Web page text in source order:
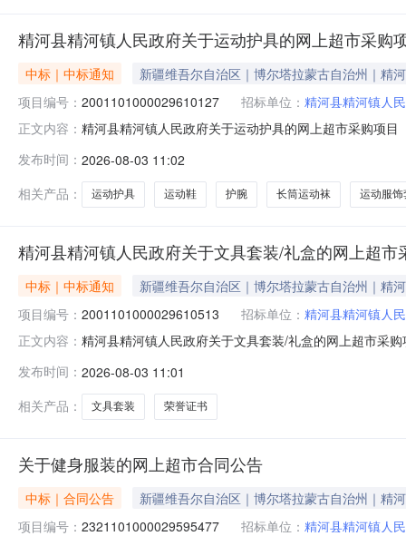
精河县精河镇人民政府关于运动护具的网上超市采购
中标｜中标通知
新疆维吾尔自治区｜博尔塔拉蒙古自治州｜精
项目编号： 2001101000029610127 招标单位： 精河县精河镇人
正文内容： 精河县精河镇人民政府关于运动护具的网上超市采购项
区划编码:652722项目所在行政区划名称:新疆维吾尔自
发布时间： 2026-08-03 11:02
相关产品：
运动护具 运动鞋 护腕 长筒运动袜 运动服饰
精河县精河镇人民政府关于文具套装/礼盒的网上超市
中标｜中标通知
新疆维吾尔自治区｜博尔塔拉蒙古自治州｜精
项目编号： 2001101000029610513 招标单位： 精河县精河镇人
正文内容： 精河县精河镇人民政府关于文具套装/礼盒的网上超市采
所在行政区划编码:652722项目所在行政区划名称:新疆
发布时间： 2026-08-03 11:01
相关产品：
文具套装 荣誉证书
关于健身服装的网上超市合同公告
中标｜合同公告
新疆维吾尔自治区｜博尔塔拉蒙古自治州｜精
项目编号： 2321101000029595477 招标单位： 精河县精河镇人